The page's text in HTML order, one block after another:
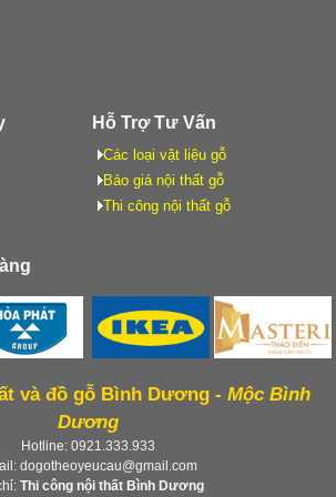
Hỗ Trợ Tư Vấn
Các loại vật liệu gỗ
Báo giá nội thất gỗ
Thi công nội thất gỗ
và đồ gỗ Bình Dương - Mộc Bình
Dương
Hotline: 0921.333.933
dogotheoyeucau@gmail.com
Thi công nội thất Bình Dương